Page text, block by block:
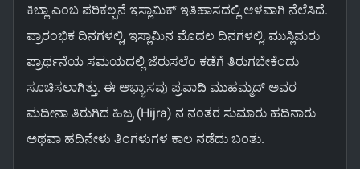
ಕಿಬ್ಲಾ ಎಂಬ ಪರಿಕಲ್ಪನೆ ಇಸ್ಲಾಮಿಕ್ ಇತಿಹಾಸದಲ್ಲಿ ಆಳವಾಗಿ ನೆಲೆಸಿದೆ.
ಪ್ರಾರಂಭಿಕ ದಿನಗಳಲ್ಲಿ, ಇಸ್ಲಾಮಿನ ಮೊದಲ ದಿನಗಳಲ್ಲಿ, ಮುಸ್ಲಿಮರು
ಪ್ರಾರ್ಥನೆಯ ಸಮಯದಲ್ಲಿ ಜೆರುಸಲೆಂ ಕಡೆಗೆ ತಿರುಗಬೇಕೆಂದು
ಸೂಚಿಸಲಾಗಿತ್ತು. ಈ ಅಭ್ಯಾಸವು ಪ್ರವಾದಿ ಮುಹಮ್ಮದ್ ಅವರ
ಮದೀನಾ ತಿರುಗಿದ ಹಿಜ್ರ (Hijra) ನ ನಂತರ ಸುಮಾರು ಹದಿನಾರು
ಅಥವಾ ಹದಿನೇಳು ತಿಂಗಳುಗಳ ಕಾಲ ನಡೆದು ಬಂತು.